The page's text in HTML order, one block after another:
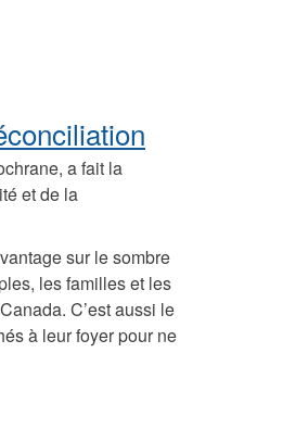
a fait la
et de la
sur le sombre
les familles et les
C’est aussi le
à leur foyer pour ne